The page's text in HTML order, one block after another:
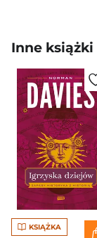
Inne książki
KSIĄŻKA